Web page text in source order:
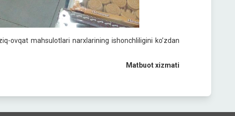
ovqat mahsulotlari narxlarining ishonchliligini koʼzdan
Matbuot xizmati